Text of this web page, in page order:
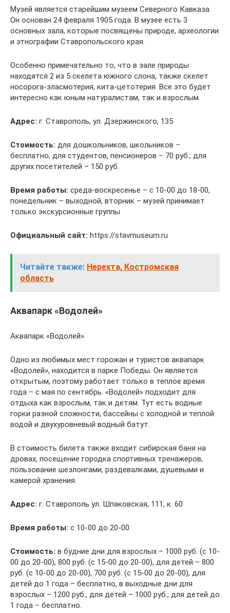
Музей является старейшим музеем Северного Кавказа.
Он основан 24 февраля 1905 года. В музее есть 3
основных зала, которые посвящены природе, археологии
и этнографии Ставропольского края.
Особенно примечательно то, что в зале природы
находятся 2 из 5 скелета южного слона, также скелет
носорога-эласмотерия, кита-цетотерия. Все это будет
интересно как юным натуралистам, так и взрослым.
Адрес: г. Ставрополь, ул. Дзержинского, 135
Стоимость: для дошкольников, школьников –
бесплатно; для студентов, пенсионеров – 70 руб.; для
других посетителей – 150 руб.
Время работы: среда-воскресенье – с 10-00 до 18-00,
понедельник – выходной, вторник – музей принимает
только экскурсионные группы
Официальный сайт: https://stavmuseum.ru
Читайте также: Нерехта, Костромская
область
Аквапарк «Водолей»
Аквапарк «Водолей»
Одно из любимых мест горожан и туристов аквапарк
«Водолей», находится в парке Победы. Он является
открытым, поэтому работает только в теплое время
года – с мая по сентябрь. «Водолей» подходит для
отдыха как взрослым, так и детям. Тут есть водные
горки разной сложности, бассейны с холодной и теплой
водой и двухуровневый водный батут.
В стоимость билета также входит сибирская баня на
дровах, посещение городка спортивных тренажеров,
пользование шезлонгами, раздевалками, душевыми и
камерой хранения.
Адрес: г. Ставрополь ул. Шпаковская, 111, к. 60
Время работы: с 10-00 до 20-00
Стоимость: в будние дни для взрослых – 1000 руб. (с 10-
00 до 20-00), 800 руб. (с 15-00 до 20-00), для детей – 800
руб. (с 10-00 до 20-00), 700 руб. (с 15-00 до 20-00), для
детей до 1 года – бесплатно, в выходные дни для
взрослых – 1200 руб., для детей – 1000 руб., для детей до
1 года – бесплатно.